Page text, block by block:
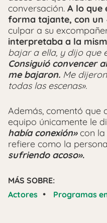
conversación. A lo que
forma tajante, con un
culpar a su
interpretaba a la
bajar a ella, y dijo que
Consiguió convencer
me bajaron. Me
todas las escenas».
Además, comentó que
equipo únicamente le
había conexión»con la
refiere como la persona
sufriendo acoso».
MÁS SOBRE:
Actores • Programas